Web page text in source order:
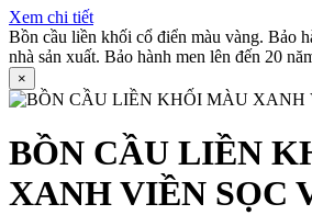
Xem chi tiết
Bồn cầu liền khối cổ điển màu vàng. Bảo
nhà sản xuất. Bảo hành men lên đến 20
×
BỒN CẦU LIỀN
XANH VIỀN SỌC